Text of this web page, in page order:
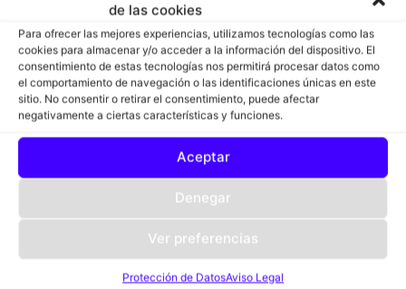
de las cookies
Para ofrecer las mejores experiencias, utilizamos tecnologías como las
cookies para almacenar y/o acceder a la información del dispositivo. El
consentimiento de estas tecnologías nos permitirá procesar datos como
el comportamiento de navegación o las identificaciones únicas en este
sitio. No consentir o retirar el consentimiento, puede afectar
negativamente a ciertas características y funciones.
Aceptar
Denegar
Ver preferencias
Protección de DatosAviso Legal
Mellorar a visibilidade do teu negocio.
Atraer tráfico de calidade a túa web.
Incrementar as ventas.
Fidelizar os teus clientes.